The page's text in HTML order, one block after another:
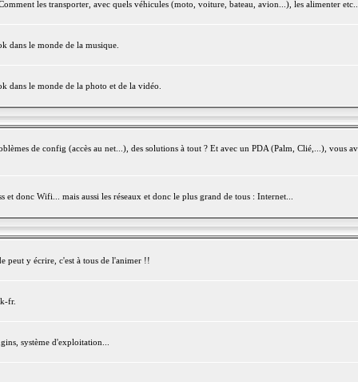
les transporter, avec quels véhicules (moto, voiture, bateau, avion...), les alimenter
dans le monde de la musique.
dans le monde de la photo et de la vidéo.
de config (accès au net...), des solutions à tout ? Et avec un PDA (Palm, Clié,...), vous
donc Wifi... mais aussi les réseaux et donc le plus grand de tous : Internet...
peut y écrire, c'est à tous de l'animer !!
fr.
système d'exploitation...